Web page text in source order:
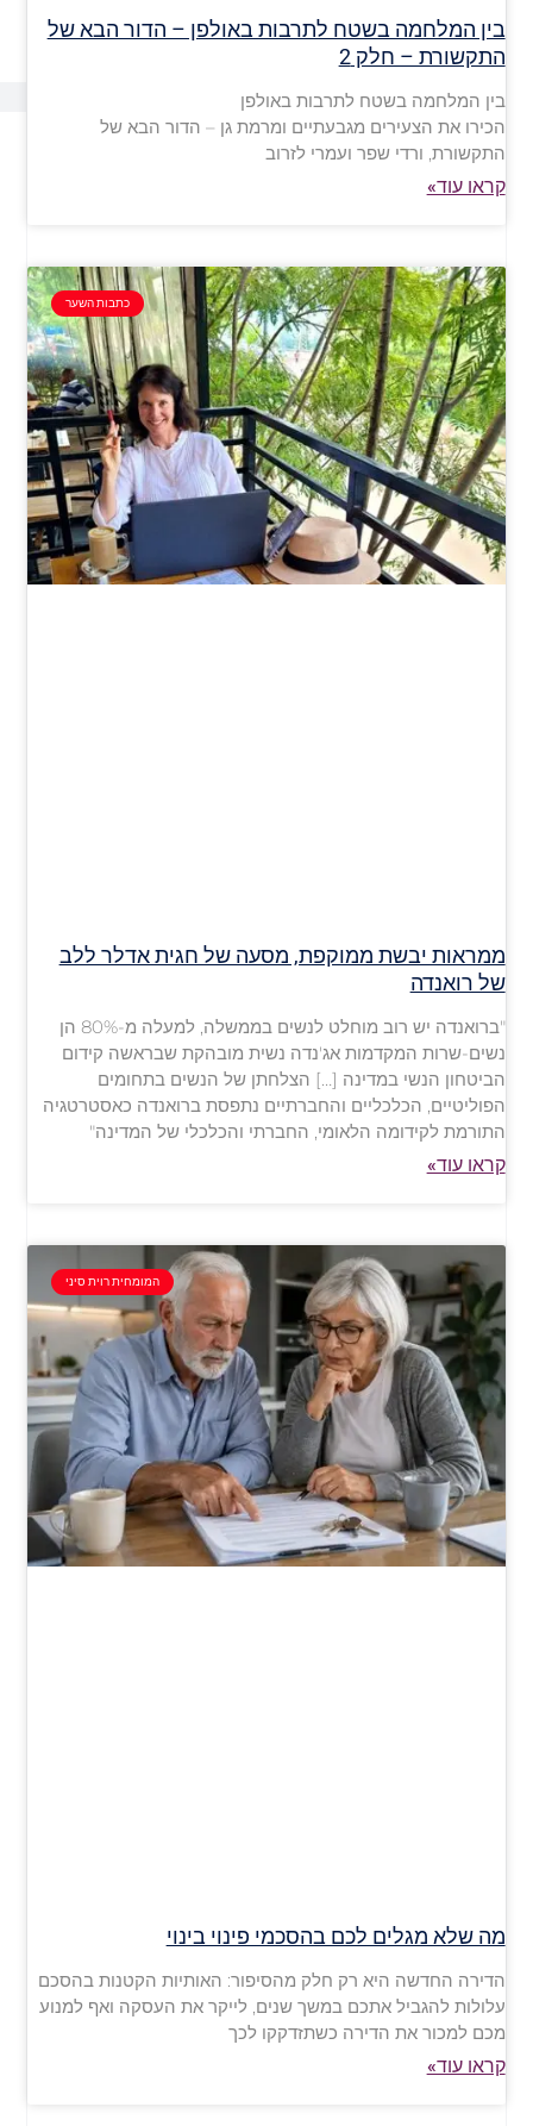
בין המלחמה בשטח לתרבות באולפן – הדור הבא של
התקשורת – חלק 2
בין המלחמה בשטח לתרבות באולפן
הכירו את הצעירים מגבעתיים ומרמת גן – הדור הבא של
התקשורת, ורדי שפר ועמרי לזרוב
קראו עוד»
כתבות השער
ממראות יבשת ממוקפת, מסעה של חגית אדלר ללב
של רואנדה
"ברואנדה יש רוב מוחלט לנשים בממשלה, למעלה מ-80% הן
נשים-שרות המקדמות אג'נדה נשית מובהקת שבראשה קידום
הביטחון הנשי במדינה […] הצלחתן של הנשים בתחומים
הפוליטיים, הכלכליים והחברתיים נתפסת ברואנדה כאסטרטגיה
התורמת לקידומה הלאומי, החברתי והכלכלי של המדינה"
קראו עוד»
המומחית רוית סיני
מה שלא מגלים לכם בהסכמי פינוי בינוי
הדירה החדשה היא רק חלק מהסיפור: האותיות הקטנות בהסכם
עלולות להגביל אתכם במשך שנים, לייקר את העסקה ואף למנוע
מכם למכור את הדירה כשתזדקקו לכך
קראו עוד»